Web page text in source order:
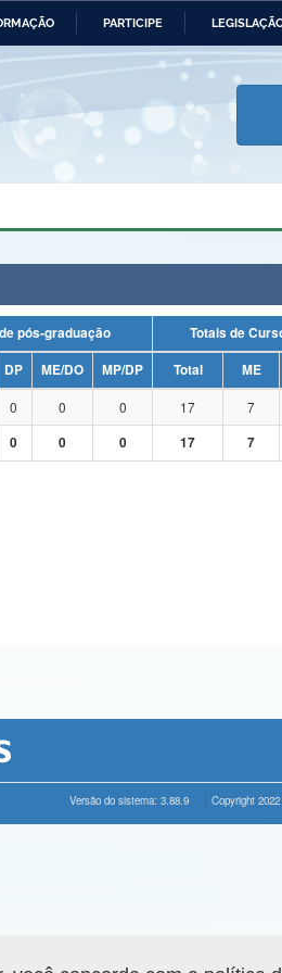
PARTICIPE
Ministério da Economia
e dos Direitos Humanos
Planalto
Total de Programas de pós-graduação
Totais de
DP ME/DO MP/DP Total ME
0 0 0 17 7
0 0 0 17 7
Versão do sistema: 3.88.9 Copyright